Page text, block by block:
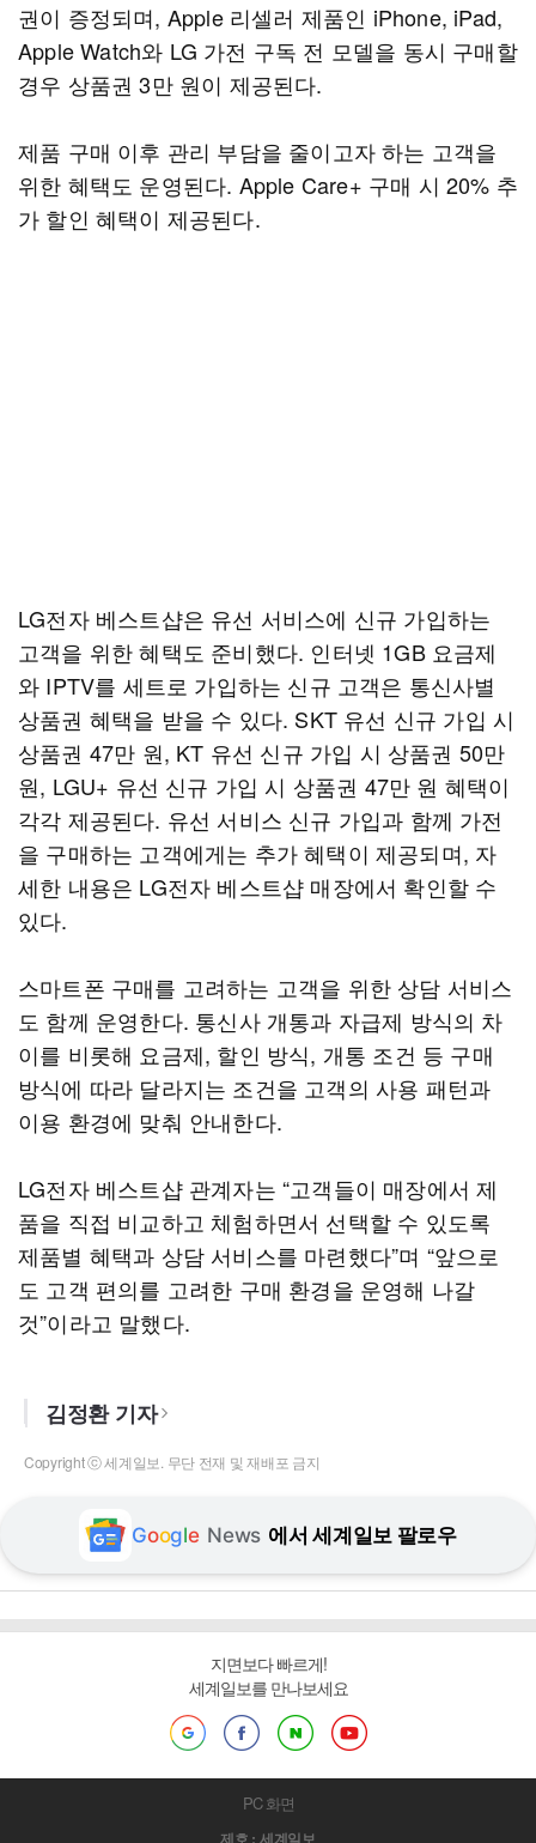
권이 증정되며, Apple 리셀러 제품인 iPhone, iPad,
Apple Watch와 LG 가전 구독 전 모델을 동시 구매할
경우 상품권 3만 원이 제공된다.
제품 구매 이후 관리 부담을 줄이고자 하는 고객을
위한 혜택도 운영된다. Apple Care+ 구매 시 20% 추
가 할인 혜택이 제공된다.
LG전자 베스트샵은 유선 서비스에 신규 가입하는
고객을 위한 혜택도 준비했다. 인터넷 1GB 요금제
와 IPTV를 세트로 가입하는 신규 고객은 통신사별
상품권 혜택을 받을 수 있다. SKT 유선 신규 가입 시
상품권 47만 원, KT 유선 신규 가입 시 상품권 50만
원, LGU+ 유선 신규 가입 시 상품권 47만 원 혜택이
각각 제공된다. 유선 서비스 신규 가입과 함께 가전
을 구매하는 고객에게는 추가 혜택이 제공되며, 자
세한 내용은 LG전자 베스트샵 매장에서 확인할 수
있다.
스마트폰 구매를 고려하는 고객을 위한 상담 서비스
도 함께 운영한다. 통신사 개통과 자급제 방식의 차
이를 비롯해 요금제, 할인 방식, 개통 조건 등 구매
방식에 따라 달라지는 조건을 고객의 사용 패턴과
이용 환경에 맞춰 안내한다.
LG전자 베스트샵 관계자는 “고객들이 매장에서 제
품을 직접 비교하고 체험하면서 선택할 수 있도록
제품별 혜택과 상담 서비스를 마련했다”며 “앞으로
도 고객 편의를 고려한 구매 환경을 운영해 나갈
것”이라고 말했다.
김정환 기자
Copyright ⓒ 세계일보. 무단 전재 및 재배포 금지
Google News 에서 세계일보 팔로우
지면보다 빠르게!
세계일보를 만나보세요
PC 화면
제호 : 세계일보